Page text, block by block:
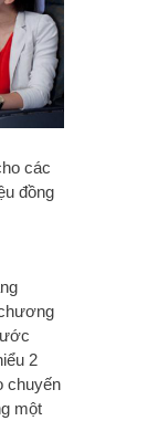
các
đồng
2
chuyến
một